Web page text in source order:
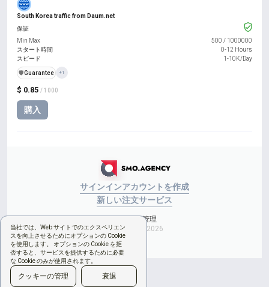
当社では、Web サイトでのエクスペリエン
スを向上させるためにオプションの Cookie
を使用します。 オプションの Cookie を拒
否すると、サービスを提供するために必要
な Cookie のみが使用されます。
クッキーの管理 衰退
South Korea traffic from Daum.net
$ 0.85 / 1000
購入
保証
Min Max
500 / 1000000
スタート時間
0-12 Hours
スピード
1-10K/Day
️🛡️Guarantee +1
サインインアカウントを作成
新しい注文サービス
Cookieの管理
Copyright © 2026